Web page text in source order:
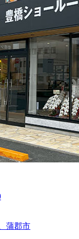
蒲郡市